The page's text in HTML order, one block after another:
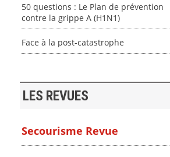
50 questions : Le Plan de prévention
contre la grippe A (H1N1)
Face à la post-catastrophe
LES REVUES
Secourisme Revue